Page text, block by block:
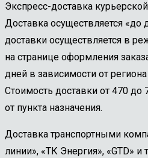
Экспресс-доставка
Доставка осуществляется «до
доставки осуществляется в
на странице оформления
дней в зависимости от региона
Стоимость доставки от 470 до
от пункта назначения.
Доставка транспортными
линии», «ТК Энергия», «GTD»